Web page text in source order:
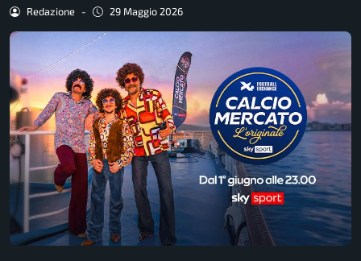
Redazione - 29 Maggio 2026